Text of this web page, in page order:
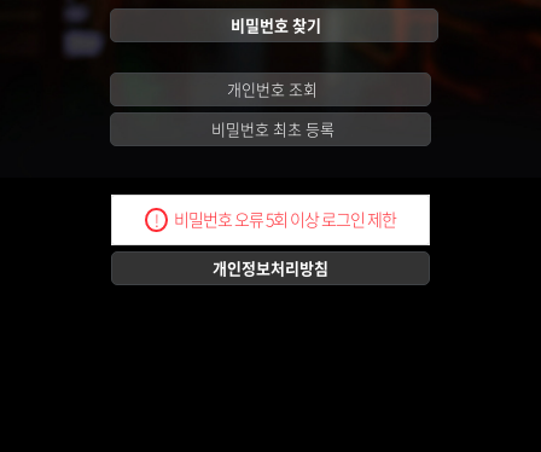
비밀번호 찾기
개인번호 조회
비밀번호 최초 등록
! 비밀번호 오류 5회 이상 로그인 제한
개인정보처리방침